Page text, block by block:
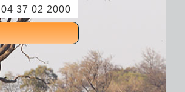
04 37 02 2000